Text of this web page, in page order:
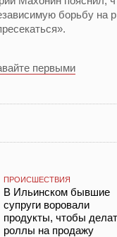
борьбу на
первыми
ПРОИСШЕСТВИЯ
В Ильинском бывшие
супруги воровали
продукты, чтобы
роллы на продажу